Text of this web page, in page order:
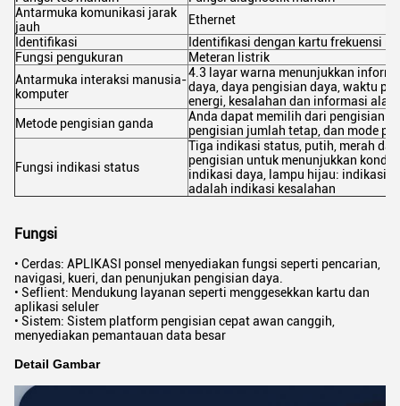
Antarmuka komunikasi jarak
jauh
Ethernet
Identifikasi
Identifikasi dengan kartu frekuensi
Fungsi pengukuran
Meteran listrik
Antarmuka interaksi manusia-
komputer
4.3 layar warna menunjukkan
daya, daya pengisian daya, waktu
energi, kesalahan dan informasi
Metode pengisian ganda
Anda dapat memilih dari pengisian
pengisian jumlah tetap, dan mode
Fungsi indikasi status
Tiga indikasi status, putih, merah
pengisian untuk menunjukkan
indikasi daya, lampu hijau: indikasi
adalah indikasi kesalahan
Fungsi
• Cerdas: APLIKASI ponsel menyediakan fungsi seperti pencarian,
navigasi, kueri, dan penunjukan pengisian daya.
• Seflient: Mendukung layanan seperti menggesekkan kartu dan
aplikasi seluler
• Sistem: Sistem platform pengisian cepat awan canggih,
menyediakan pemantauan data besar
Detail Gambar